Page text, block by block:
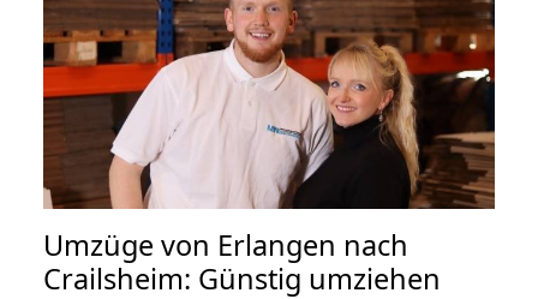
Umzüge von Erlangen nach
Crailsheim: Günstig umziehen